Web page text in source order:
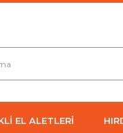
EL ALETLERİ